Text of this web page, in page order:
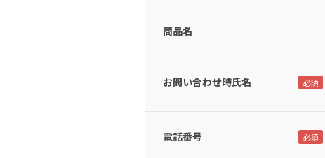
商品名
お問い合わせ時氏名
電話番号